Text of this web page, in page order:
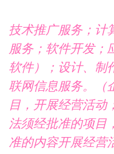
技术推广服务；计
服务；软件开发；
软件）；设计、制
联网信息服务。（
目，开展经营活动
法须经批准的项目
准的内容开展经营